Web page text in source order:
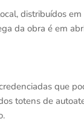
distribuídos
da obra é em
que
totens de